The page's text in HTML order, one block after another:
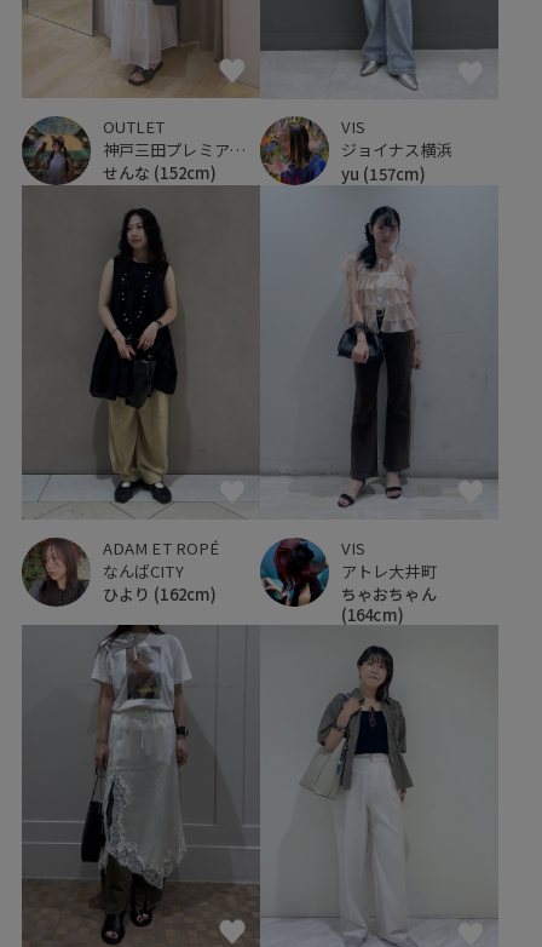
OUTLET
神戸三田プレミアム・アウトレット
せんな (152cm)
VIS
ジョイナス横浜
yu (157cm)
ADAM ET ROPÉ
なんばCITY
ひより (162cm)
VIS
アトレ大井町
ちゃおちゃん
(164cm)